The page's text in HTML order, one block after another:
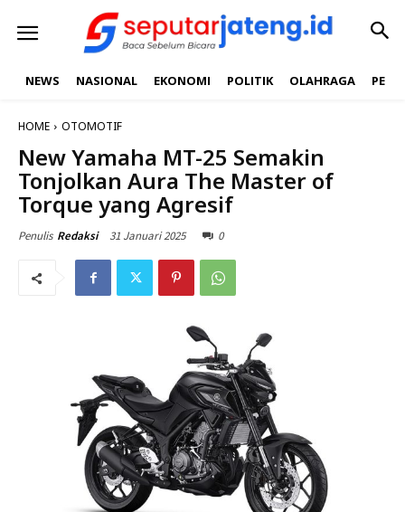
NEWS NASIONAL EKONOMI POLITIK OLAHRAGA
HOME OTOMOTIF
New Yamaha MT-25 Semakin
Tonjolkan Aura The Master of
Torque yang Agresif
Penulis Redaksi 31 Januari 2025 0